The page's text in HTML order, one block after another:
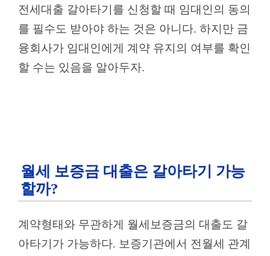
전세대출 갈아타기를 신청할 때 임대인의 동의
를 필수도 받아야 하는 것은 아니다. 하지만 금
융회사가 임대인에게 계약 유지의 여부를 확인
할 수는 있음을 알아두자.
월세 보증금 대출은 갈아타기 가능
할까?
계약형태와 무관하게 월세보증금의 대출도 갈
아타기가 가능하다. 보증기관에서 전월세 관계